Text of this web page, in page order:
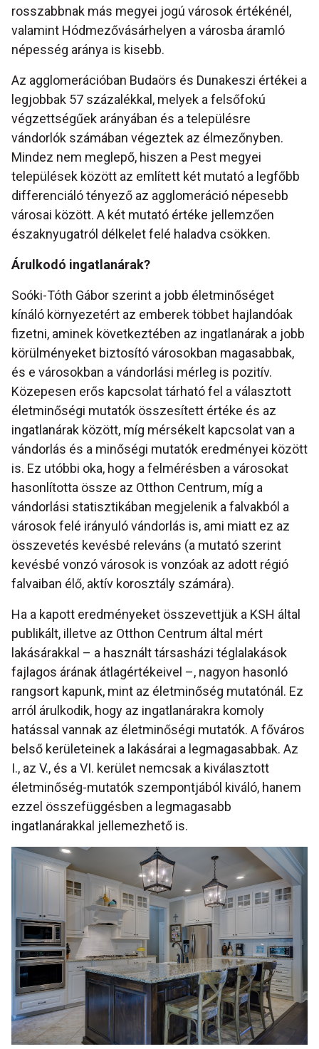
rosszabbnak más megyei jogú városok értékénél,
valamint Hódmezővásárhelyen a városba áramló
népesség aránya is kisebb.
Az agglomerációban Budaörs és Dunakeszi értékei a
legjobbak 57 százalékkal, melyek a felsőfokú
végzettségűek arányában és a településre
vándorlók számában végeztek az élmezőnyben.
Mindez nem meglepő, hiszen a Pest megyei
települések között az említett két mutató a legfőbb
differenciáló tényező az agglomeráció népesebb
városai között. A két mutató értéke jellemzően
északnyugatról délkelet felé haladva csökken.
Árulkodó ingatlanárak?
Soóki-Tóth Gábor szerint a jobb életminőséget
kínáló környezetért az emberek többet hajlandóak
fizetni, aminek következtében az ingatlanárak a jobb
körülményeket biztosító városokban magasabbak,
és e városokban a vándorlási mérleg is pozitív.
Közepesen erős kapcsolat tárható fel a választott
életminőségi mutatók összesített értéke és az
ingatlanárak között, míg mérsékelt kapcsolat van a
vándorlás és a minőségi mutatók eredményei között
is. Ez utóbbi oka, hogy a felmérésben a városokat
hasonlította össze az Otthon Centrum, míg a
vándorlási statisztikában megjelenik a falvakból a
városok felé irányuló vándorlás is, ami miatt ez az
összevetés kevésbé releváns (a mutató szerint
kevésbé vonzó városok is vonzóak az adott régió
falvaiban élő, aktív korosztály számára).
Ha a kapott eredményeket összevettjük a KSH által
publikált, illetve az Otthon Centrum által mért
lakásárakkal – a használt társasházi téglalakások
fajlagos árának átlagértékeivel –, nagyon hasonló
rangsort kapunk, mint az életminőség mutatónál. Ez
arról árulkodik, hogy az ingatlanárakra komoly
hatással vannak az életminőségi mutatók. A főváros
belső kerületeinek a lakásárai a legmagasabbak. Az
I., az V., és a VI. kerület nemcsak a kiválasztott
életminőség-mutatók szempontjából kiváló, hanem
ezzel összefüggésben a legmagasabb
ingatlanárakkal jellemezhető is.